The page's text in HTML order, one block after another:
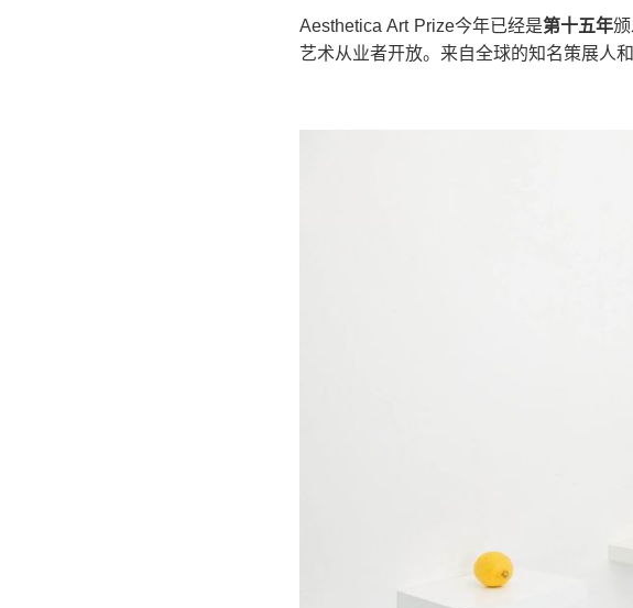
Aesthetica Art Prize今年已经是第十五年
艺术从业者开放。来自全球的知名策展人